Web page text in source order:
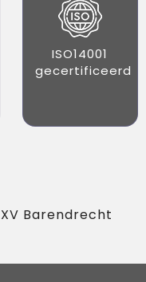
ISO14001
gecertificeerd
Barendrecht